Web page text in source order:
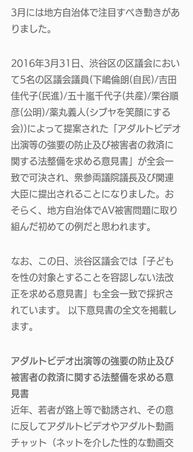
3月には地方自治体で注目すべき動きがあ
りました。
2016年3月31日、渋谷区の区議会におい
て5名の区議会議員(下嶋倫朗(自民)/吉田
佳代子(民進)/五十嵐千代子(共産)/栗谷順
彦(公明)/薬丸義人(シブヤを笑顔にする
会))によって提案された「アダルトビデオ
出演等の強要の防止及び被害者の救済に
関する法整備を求める意見書」が全会一
致で可決され、衆参両議院議長及び関連
大臣に提出されることになりました。お
そらく、地方自治体でAV被害問題に取り
組んだ初めての例だと思われます。
なお、この日、渋谷区議会では「子ども
を性の対象とすることを容認しない法改
正を求める意見書」も全会一致で採択さ
れています。 以下意見書の全文を掲載し
ます。
アダルトビデオ出演等の強要の防止及び
被害者の救済に関する法整備を求める意
見書
近年、若者が路上等で勧誘され、その意
に反してアダルトビデオやアダルト動画
チャット（ネットを介した性的な動画交